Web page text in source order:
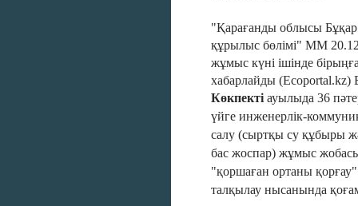
"Қарағанды облысы
құрылыс бөлімі" ММ
жұмыс күні ішінде
хабарлайды (Ecoportal.kz)
Көкпекті ауылыда 36
үйге инженерлік-
салу (сыртқы су құбыры
бас жоспар) жұмыс
"қоршаған ортаны
талқылау нысанында